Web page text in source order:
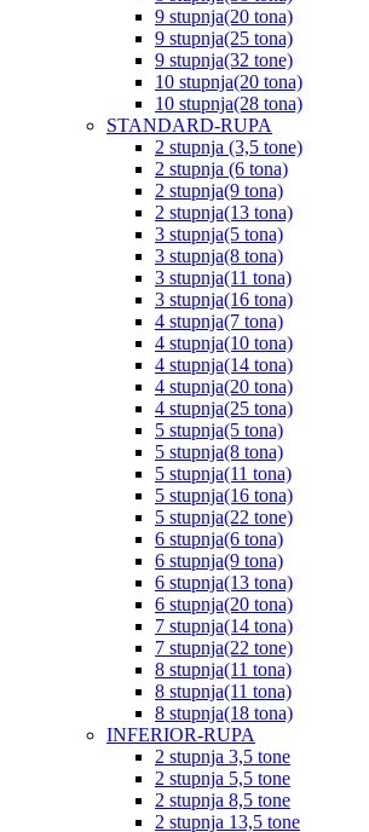
9 stupnja(20 tona)
9 stupnja(25 tona)
9 stupnja(32 tone)
10 stupnja(20 tona)
10 stupnja(28 tona)
STANDARD-RUPA
2 stupnja (3,5 tone)
2 stupnja (6 tona)
2 stupnja(9 tona)
2 stupnja(13 tona)
3 stupnja(5 tona)
3 stupnja(8 tona)
3 stupnja(11 tona)
3 stupnja(16 tona)
4 stupnja(7 tona)
4 stupnja(10 tona)
4 stupnja(14 tona)
4 stupnja(20 tona)
4 stupnja(25 tona)
5 stupnja(5 tona)
5 stupnja(8 tona)
5 stupnja(11 tona)
5 stupnja(16 tona)
5 stupnja(22 tone)
6 stupnja(6 tona)
6 stupnja(9 tona)
6 stupnja(13 tona)
6 stupnja(20 tona)
7 stupnja(14 tona)
7 stupnja(22 tone)
8 stupnja(11 tona)
8 stupnja(11 tona)
8 stupnja(18 tona)
INFERIOR-RUPA
2 stupnja 3,5 tone
2 stupnja 5,5 tone
2 stupnja 8,5 tone
2 stupnja 13,5 tone